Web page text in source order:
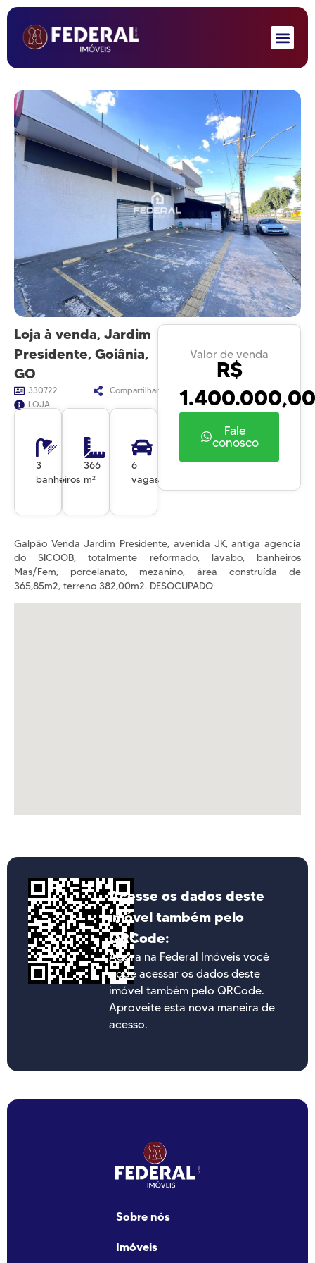
Loja à venda, Jardim
Presidente, Goiânia,
GO
330722
LOJA
Compartilhar
3
banheiros
366
m²
6
vagas
Valor de venda
R$
1.400.000,00
Fale
conosco
Galpão Venda Jardim Presidente, avenida JK, antiga agencia
do SICOOB, totalmente reformado, lavabo, banheiros
Mas/Fem, porcelanato, mezanino, área construída de
365,85m2, terreno 382,00m2. DESOCUPADO
Acesse os dados deste
imóvel também pelo
QRCode:
Agora na Federal Imóveis você
pode acessar os dados deste
imóvel também pelo QRCode.
Aproveite esta nova maneira de
acesso.
Sobre nós
Imóveis